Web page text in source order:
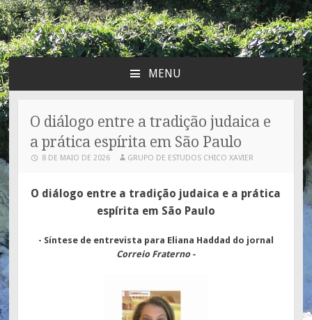
GEECX – Grupo de
Estudos Espíritas Chico
Xavier
Grupo de Estudos Espíritas Chico Xavier
MENU
O diálogo entre a tradição judaica e
a prática espírita em São Paulo
8 DE MAIO DE 2026 GRUPO DE ESTUDOS CHICO XAVIER
O diálogo entre a tradição judaica e a prática
espírita em São Paulo
- Síntese de entrevista para Eliana Haddad do jornal
Correio Fraterno -